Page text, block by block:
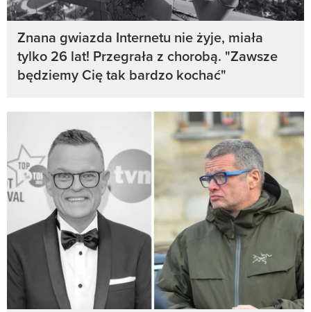
Znana gwiazda Internetu nie żyje, miała
tylko 26 lat! Przegrała z chorobą. "Zawsze
będziemy Cię tak bardzo kochać"